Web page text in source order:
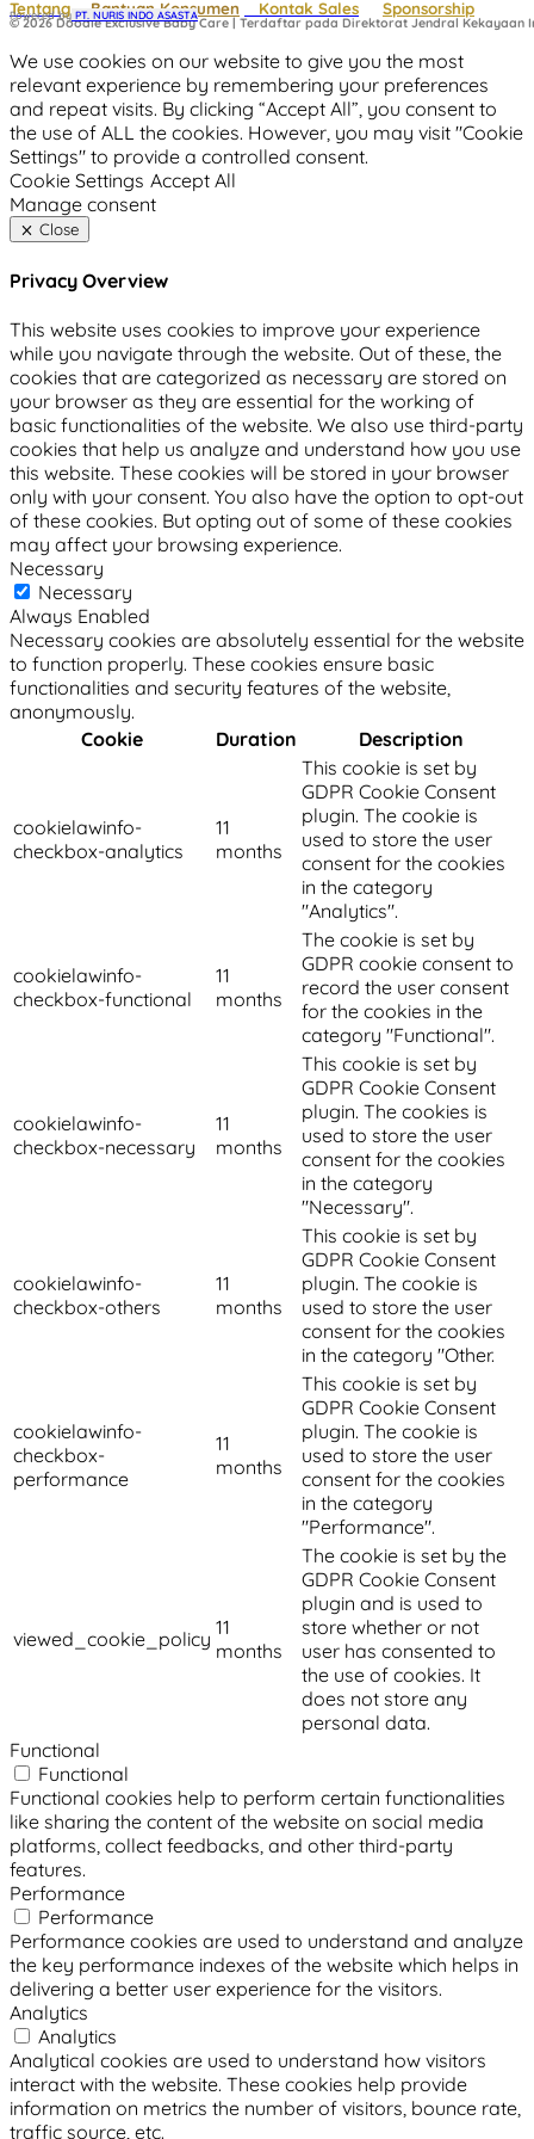
Tentang Bantuan Konsumen Kontak Sales Sponsorship
© 2026 Doodle Exclusive Baby Care | Terdaftar pada Direktorat Jendral Kekayaan
Powered by PT. NURIS INDO ASASTA
We use cookies on our website to give you the most
relevant experience by remembering your preferences
and repeat visits. By clicking “Accept All”, you consent to
the use of ALL the cookies. However, you may visit "Cookie
Settings" to provide a controlled consent.
Cookie Settings Accept All
Manage consent
Close
Privacy Overview
This website uses cookies to improve your experience
while you navigate through the website. Out of these, the
cookies that are categorized as necessary are stored on
your browser as they are essential for the working of
basic functionalities of the website. We also use third-party
cookies that help us analyze and understand how you use
this website. These cookies will be stored in your browser
only with your consent. You also have the option to opt-out
of these cookies. But opting out of some of these cookies
may affect your browsing experience.
Necessary
Necessary
Always Enabled
Necessary cookies are absolutely essential for the website
to function properly. These cookies ensure basic
functionalities and security features of the website,
anonymously.
Cookie
Duration Description
cookielawinfo-
checkbox-analytics
11
months
This cookie is set by
GDPR Cookie Consent
plugin. The cookie is
used to store the user
consent for the cookies
in the category
"Analytics".
cookielawinfo-
checkbox-functional
11
months
The cookie is set by
GDPR cookie consent to
record the user consent
for the cookies in the
category "Functional".
cookielawinfo-
checkbox-necessary
11
months
This cookie is set by
GDPR Cookie Consent
plugin. The cookies is
used to store the user
consent for the cookies
in the category
"Necessary".
cookielawinfo-
checkbox-others
11
months
This cookie is set by
GDPR Cookie Consent
plugin. The cookie is
used to store the user
consent for the cookies
in the category "Other.
cookielawinfo-
checkbox-
performance
11
months
This cookie is set by
GDPR Cookie Consent
plugin. The cookie is
used to store the user
consent for the cookies
in the category
"Performance".
viewed_cookie_policy 11
months
The cookie is set by the
GDPR Cookie Consent
plugin and is used to
store whether or not
user has consented to
the use of cookies. It
does not store any
personal data.
Functional
Functional
Functional cookies help to perform certain functionalities
like sharing the content of the website on social media
platforms, collect feedbacks, and other third-party
features.
Performance
Performance
Performance cookies are used to understand and analyze
the key performance indexes of the website which helps in
delivering a better user experience for the visitors.
Analytics
Analytics
Analytical cookies are used to understand how visitors
interact with the website. These cookies help provide
information on metrics the number of visitors, bounce rate,
traffic source, etc.